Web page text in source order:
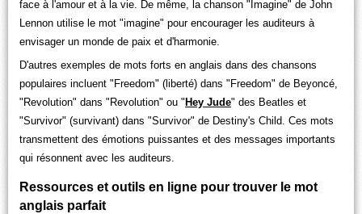
face à l'amour et à la vie. De même, la chanson "Imagine" de John
Lennon utilise le mot "imagine" pour encourager les auditeurs à
envisager un monde de paix et d'harmonie.
D'autres exemples de mots forts en anglais dans des chansons
populaires incluent "Freedom" (liberté) dans "Freedom" de Beyoncé,
"Revolution" dans "Revolution" ou " Hey Jude" des Beatles et
"Survivor" (survivant) dans "Survivor" de Destiny's Child. Ces mots
transmettent des émotions puissantes et des messages importants
qui résonnent avec les auditeurs.
Ressources et outils en ligne pour trouver le mot
anglais parfait